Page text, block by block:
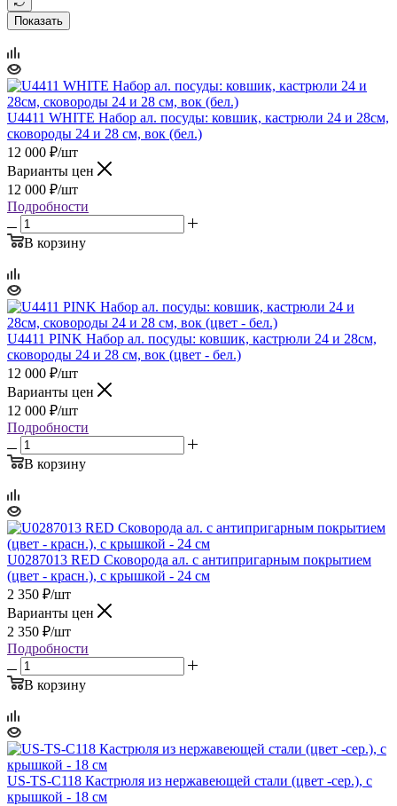
Показать
U4411 WHITE Набор ал. посуды: ковшик, кастрюли 24 и 28см,
сковороды 24 и 28 см, вок (бел.)
12 000 ₽/шт
Варианты цен
12 000 ₽/шт
Подробности
В корзину
U4411 PINK Набор ал. посуды: ковшик, кастрюли 24 и 28см,
сковороды 24 и 28 см, вок (цвет - бел.)
12 000 ₽/шт
Варианты цен
12 000 ₽/шт
Подробности
В корзину
U0287013 RED Сковорода ал. с антипригарным покрытием
(цвет - красн.), с крышкой - 24 см
2 350 ₽/шт
Варианты цен
2 350 ₽/шт
Подробности
В корзину
US-TS-C118 Кастрюля из нержавеющей стали (цвет -сер.), с
крышкой - 18 см